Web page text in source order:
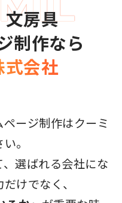
文房具
制作なら
式会社
ージ制作はクーミ
。
選ばれる会社にな
けでなく、